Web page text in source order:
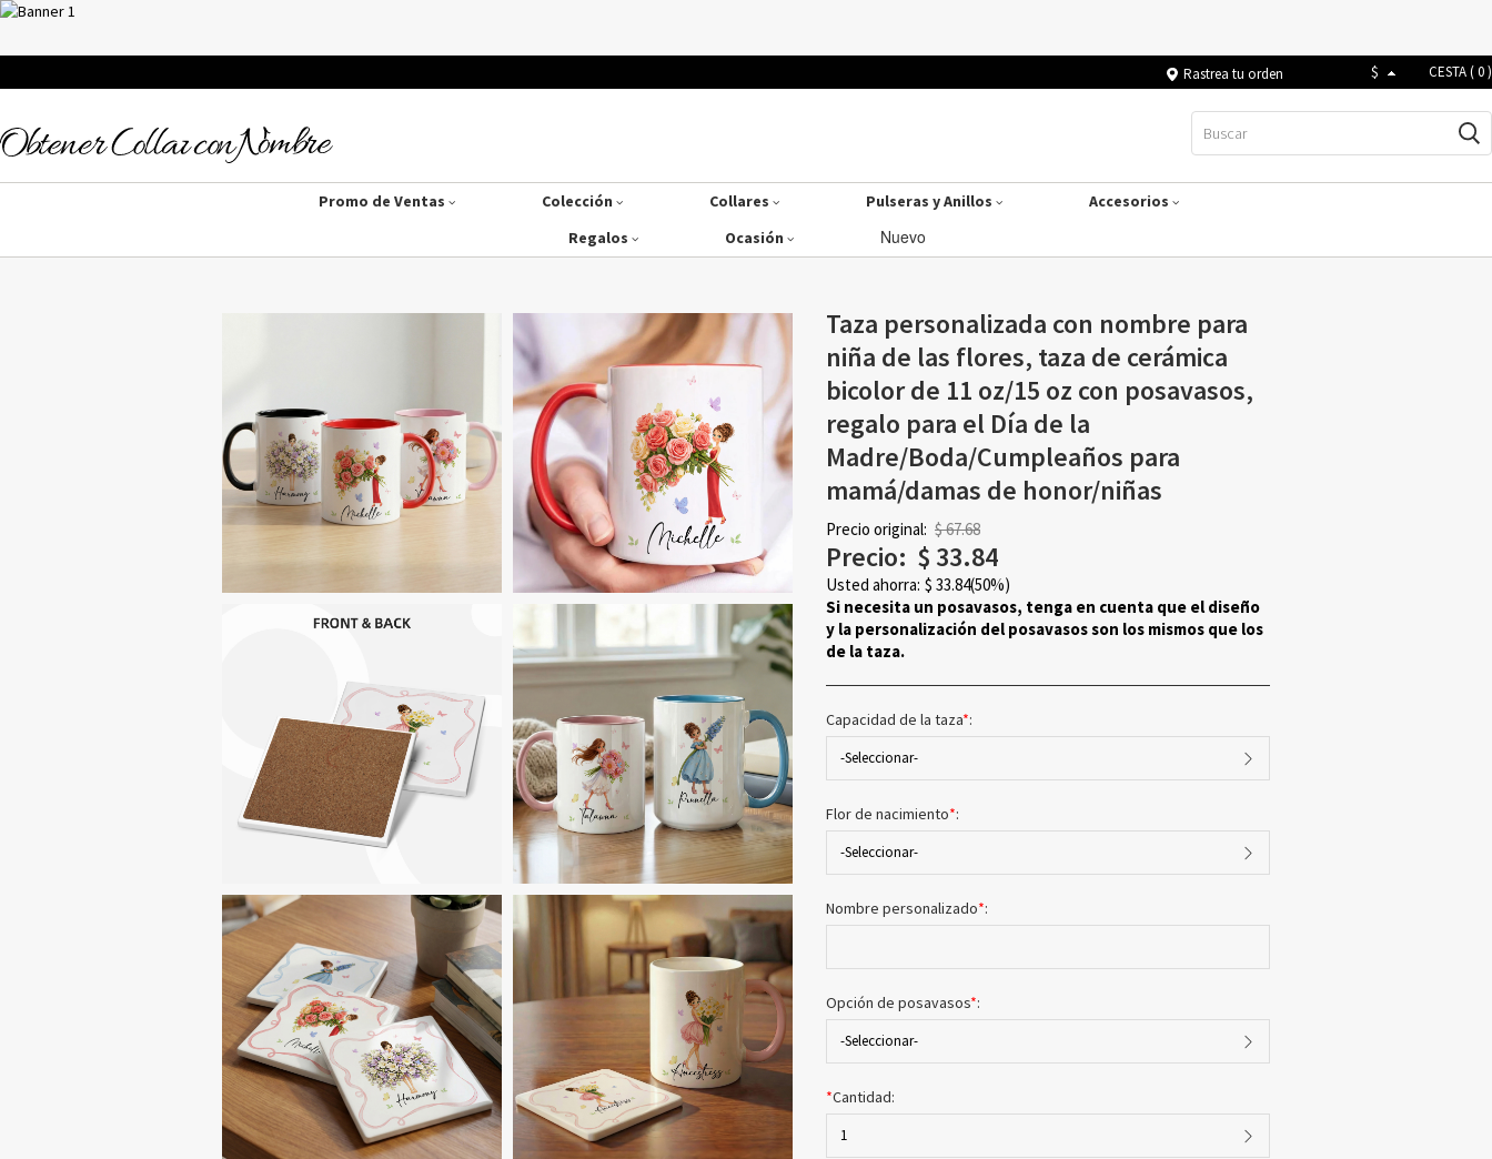
Rastrea tu orden $ CESTA (0)
Promo de Ventas Colección Collares Pulseras y Anillos
Accesorios
Regalos
Ocasión Nuevo
Taza personalizada con nombre para
niña de las flores, taza de cerámica
bicolor de 11 oz/15 oz con posavasos,
regalo para el Día de la
Madre/Boda/Cumpleaños para
mamá/damas de honor/niñas
Precio original: $ 67.68
Precio: $ 33.84
Usted ahorra: $ 33.84(50%)
Si necesita un posavasos, tenga en cuenta que el diseño
y la personalización del posavasos son los mismos que los
de la taza.
Capacidad de la taza*:
-Seleccionar-
Flor de nacimiento*:
-Seleccionar-
Nombre personalizado*:
Opción de posavasos*:
-Seleccionar-
*Cantidad:
1